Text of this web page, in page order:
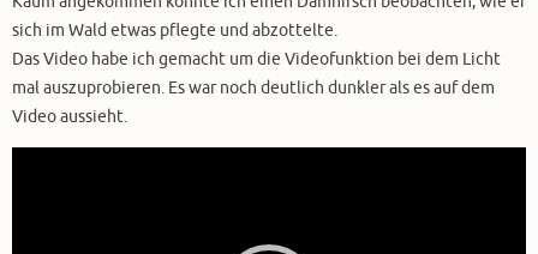
sich im Wald etwas pflegte und abzottelte.
Das Video habe ich gemacht um die Videofunktion bei dem Licht
mal auszuprobieren. Es war noch deutlich dunkler als es auf dem
Video aussieht.